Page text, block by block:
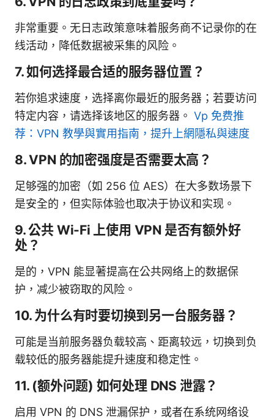
非常重要。无日志政策意味着服务商不记录你的在
线活动，降低数据被采集的风险。
7. 如何选择最合适的服务器位置？
若你追求速度，选择离你最近的服务器；若要访问
特定内容，请选择该地区的服务器。 Vp 免费推
荐：VPN 教學與實用指南，提升上網隱私與速度
8. VPN 的加密强度是否需要太高？
足够强的加密（如 256 位 AES）在大多数场景下
是安全的，但实际体验也取决于协议和实现。
9. 公共 Wi-Fi 上使用 VPN 是否有额外好
处？
是的，VPN 能显著提高在公共网络上的数据保
护，减少被窃取的风险。
10. 为什么有时要切换到另一台服务器？
可能是当前服务器负载较高、距离较远，切换到负
载较低的服务器能提升速度和稳定性。
11. (额外问题) 如何处理 DNS 泄露？
启用 VPN 的 DNS 泄漏保护，或者在系统网络设